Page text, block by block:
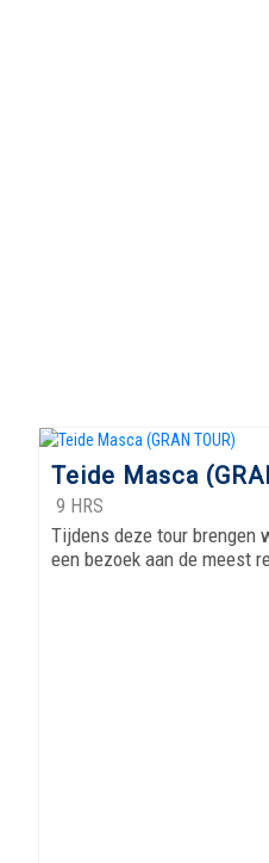
Teide Masca
9 HRS
Tijdens deze tour brengen
een bezoek aan de meest